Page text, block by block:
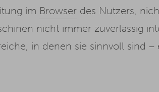
im Browser des Nutzers,
nicht immer zuverlässig
in denen sie sinnvoll sind